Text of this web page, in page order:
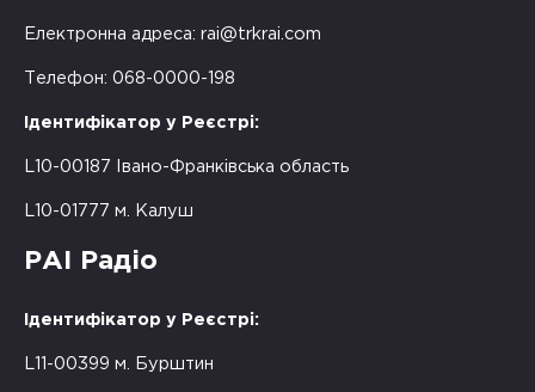
Електронна адреса: rai@trkrai.com
Телефон: 068-0000-198
Ідентифікатор у Реєстрі:
L10-00187 Івано-Франківська область
L10-01777 м. Калуш
РАІ Радіо
Ідентифікатор у Реєстрі:
L11-00399 м. Бурштин